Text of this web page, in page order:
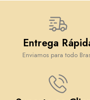
Entrega
Enviamos para todo